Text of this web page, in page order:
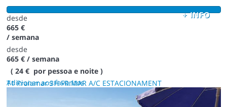
+ INFO
desde
665 €
/ semana
desde
665 €/ semana
( 24 € por pessoa e noite )
T1 Praiamar 3H FR.MAR A/C ESTACIONAMENT
Adicionar aos favoritos